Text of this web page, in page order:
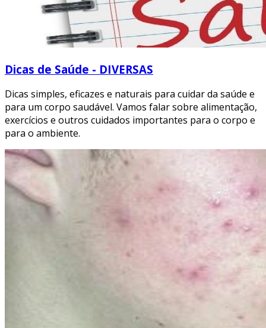
Dicas de Saúde - DIVERSAS
Dicas simples, eficazes e naturais para cuidar da saúde e
para um corpo saudável. Vamos falar sobre alimentação,
exercícios e outros cuidados importantes para o corpo e
para o ambiente.